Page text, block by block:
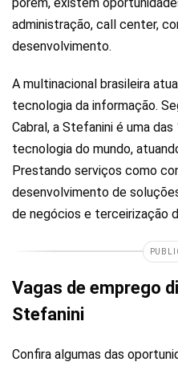
administração, call center,
desenvolvimento.
A multinacional brasileira
tecnologia da informação.
Cabral, a Stefanini é uma
tecnologia do mundo,
Prestando serviços como
desenvolvimento de
de negócios e terceirização
Vagas de emprego
Stefanini
Confira algumas das